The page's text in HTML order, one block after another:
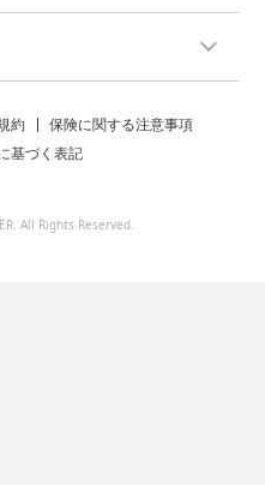
約
保険に関する注意事項
基づく表記
All Rights Reserved.